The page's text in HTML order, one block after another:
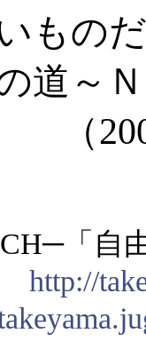
いも
道～
（
─「自
http://